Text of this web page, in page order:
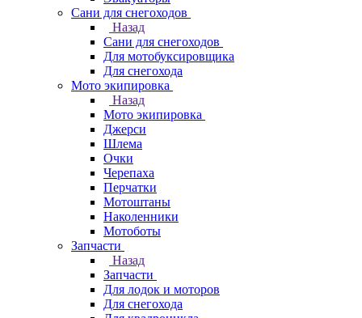
Сани для снегоходов
Назад
Сани для снегоходов
Для мотобуксировщика
Для снегохода
Мото экипировка
Назад
Мото экипировка
Джерси
Шлема
Очки
Черепаха
Перчатки
Мотоштаны
Наколенники
Мотоботы
Запчасти
Назад
Запчасти
Для лодок и моторов
Для снегохода